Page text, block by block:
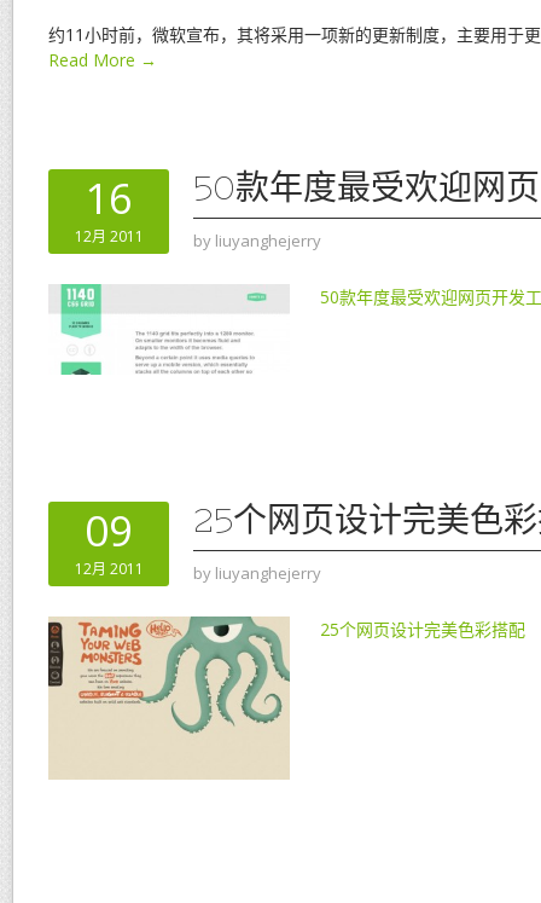
约11小时前，微软宣布，其将采用一项新的更新制度，主要用于
Read More →
16
12月 2011
50款年度最受欢迎网
by liuyanghejerry
50款年度最受欢迎网页开发
09
12月 2011
25个网页设计完美色
by liuyanghejerry
25个网页设计完美色彩搭配